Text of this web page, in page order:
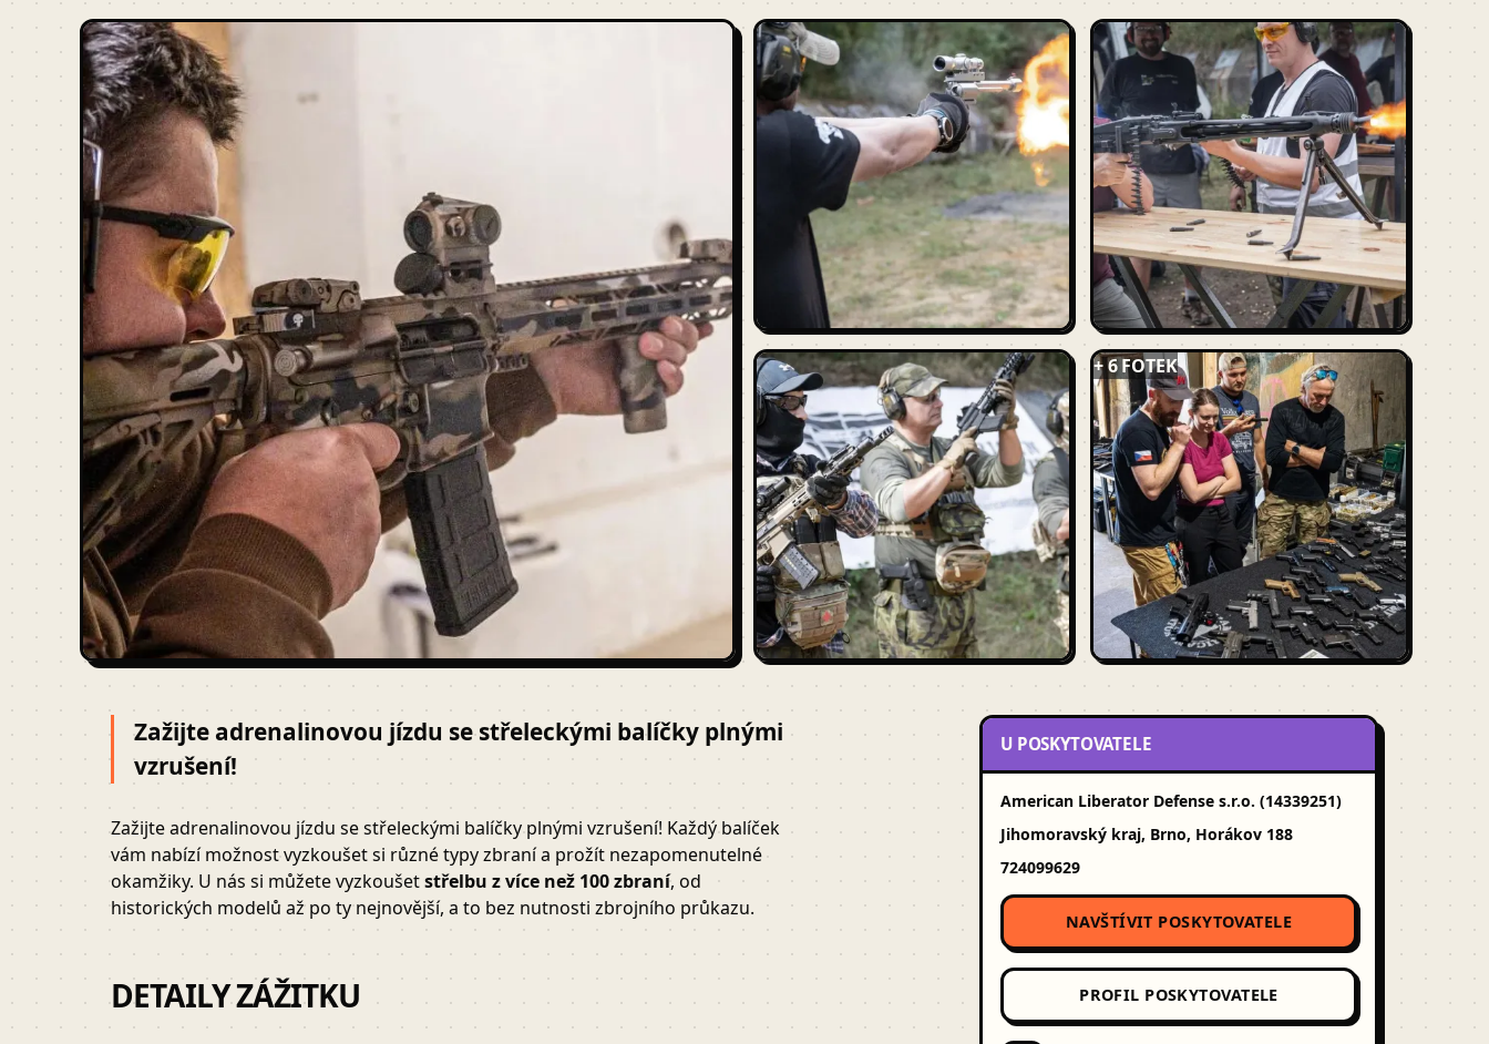
+ 6 FOTEK
Zažijte adrenalinovou jízdu se střeleckými balíčky plnými
vzrušení!
Zažijte adrenalinovou jízdu se střeleckými balíčky plnými vzrušení! Každý balíček
vám nabízí možnost vyzkoušet si různé typy zbraní a prožít nezapomenutelné
okamžiky. U nás si můžete vyzkoušetstřelbu z více než 100 zbraní, od
historických modelů až po ty nejnovější, a to bez nutnosti zbrojního průkazu.
DETAILY ZÁŽITKU
U POSKYTOVATELE
American Liberator Defense s.r.o. (14339251)
Jihomoravský kraj, Brno, Horákov 188
724099629
NAVŠTÍVIT POSKYTOVATELE
PROFIL POSKYTOVATELE